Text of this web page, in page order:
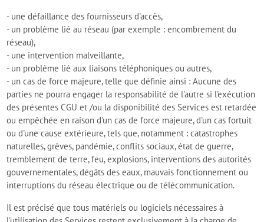
- une défaillance des fournisseurs d'accès,
- un problème lié au réseau (par exemple : encombrement du
réseau),
- une intervention malveillante,
- un problème lié aux liaisons téléphoniques ou autres,
- un cas de force majeure, telle que définie ainsi : Aucune des
parties ne pourra engager la responsabilité de l'autre si l'exécution
des présentes CGU et /ou la disponibilité des Services est retardée
ou empêchée en raison d'un cas de force majeure, d'un cas fortuit
ou d'une cause extérieure, tels que, notamment : catastrophes
naturelles, grèves, pandémie, conflits sociaux, état de guerre,
tremblement de terre, feu, explosions, interventions des autorités
gouvernementales, dégâts des eaux, mauvais fonctionnement ou
interruptions du réseau électrique ou de télécommunication.
Il est précisé que tous matériels ou logiciels nécessaires à